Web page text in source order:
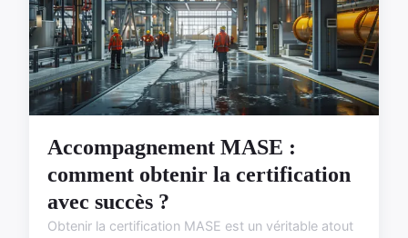
Accompagnement MASE :
comment obtenir la certification
avec succès ?
Obtenir la certification MASE est un véritable atout